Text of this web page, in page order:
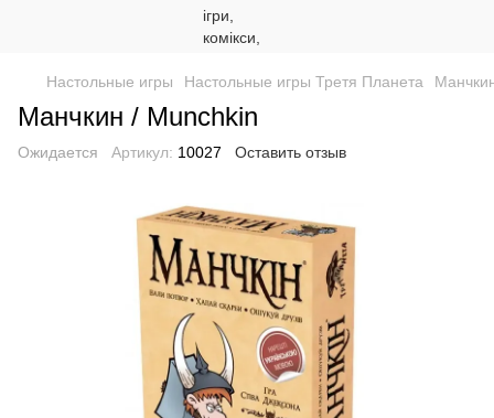
Настольные игры Настольные игры Третя Планета
Манчкин / Munchkin
Ожидается Артикул: 10027 Оставить отзыв